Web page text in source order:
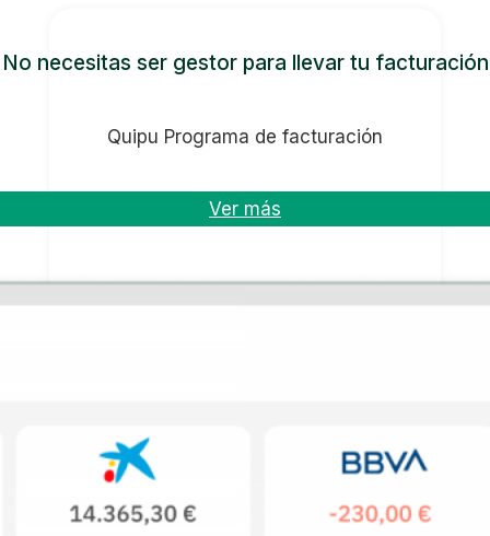
No necesitas ser gestor para llevar tu facturación
Quipu Programa de facturación
Ver más